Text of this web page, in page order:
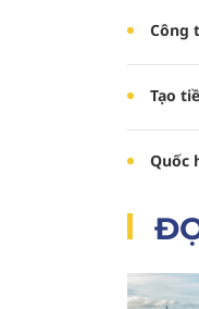
Công
Tạo
Quốc